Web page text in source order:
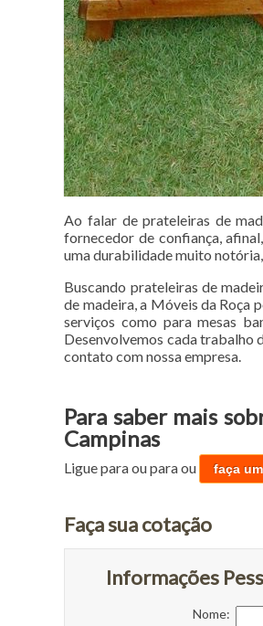
Ao falar de prateleiras de
fornecedor de confiança,
uma durabilidade muito
Buscando prateleiras de
de madeira, a Móveis da Roça
serviços como para mesas
Desenvolvemos cada trabalho
contato com nossa empresa.
Para saber mais
Campinas
Ligue paraou paraou faça
Faça sua cotação
Informações
Nome: